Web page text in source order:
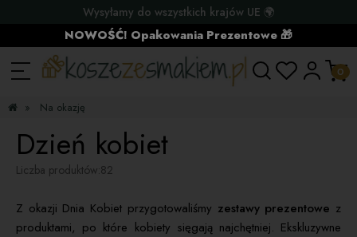
Wysyłamy do wszystkich krajów UE 🌍
NOWOŚĆ! Opakowania Prezentowe 🎁
» Na okazję
Dzień kobiet
Liczba produktów: 82
Z okazji Dnia Kobiet przygotowaliśmy zestawy prezentowe z
produktami, po które kobiety sięgają najchętniej. Ekskluzywne